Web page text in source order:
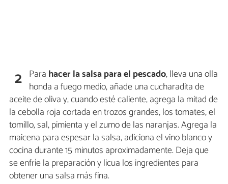
2 Para hacer la salsa para el pescado, lleva una olla
honda a fuego medio, añade una cucharadita de
aceite de oliva y, cuando esté caliente, agrega la mitad de
la cebolla roja cortada en trozos grandes, los tomates, el
tomillo, sal, pimienta y el zumo de las naranjas. Agrega la
maicena para espesar la salsa, adiciona el vino blanco y
cocina durante 15 minutos aproximadamente. Deja que
se enfríe la preparación y licua los ingredientes para
obtener una salsa más fina.